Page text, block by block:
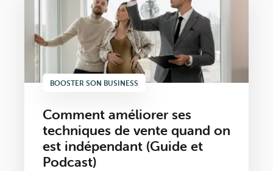
BOOSTER SON BUSINESS
Comment améliorer ses
techniques de vente quand on
est indépendant (Guide et
Podcast)